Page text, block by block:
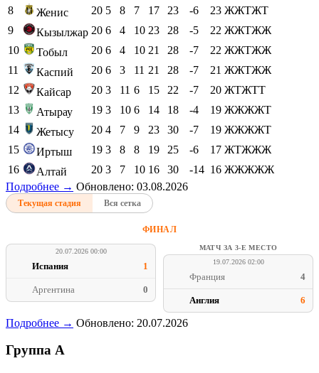
8 Женис 20 5 8 7 17 23 -6 23 ЖЖТЖТ
9
Кызылжар 20 6 4 10 23 28 -5 22 ЖЖТЖЖ
10
Тобыл 20 6 4 10 21 28 -7 22 ЖЖТЖЖ
11
Каспий 20 6 3 11 21 28 -7 21 ЖЖТЖЖ
12
Кайсар 20 3 11 6 15 22 -7 20 ЖТЖТТ
13
Атырау 19 3 10 6 14 18 -4 19 ЖЖЖЖТ
14
Жетысу 20 4 7 9 23 30 -7 19 ЖЖЖЖТ
15
Иртыш 19 3 8 8 19 25 -6 17 ЖТЖЖЖ
16
Алтай 20 3 7 10 16 30 -14 16 ЖЖЖЖЖ
Подробнее → Обновлено: 03.08.2026
Текущая стадия Вся сетка
ФИНАЛ
20.07.2026 00:00
Испания 1
Аргентина 0
МАТЧ ЗА 3-Е МЕСТО
19.07.2026 02:00
Франция 4
Англия 6
Подробнее → Обновлено: 20.07.2026
Группа A